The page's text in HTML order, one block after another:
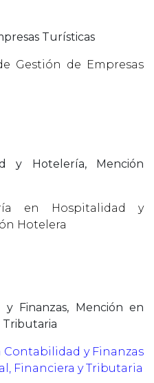
Turísticas
Gestión de Empresas
y Hotelería, Mención
en Hospitalidad y
Hotelera
y Finanzas, Mención en
Tributaria
Contabilidad y Finanzas
Financiera y Tributaria